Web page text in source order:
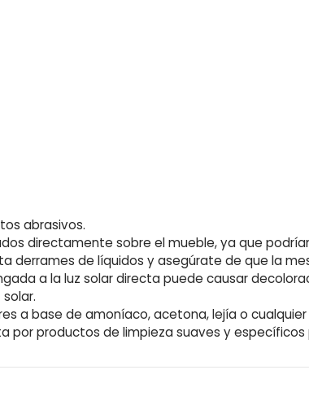
abrasivos.
directamente sobre el mueble, ya que
derrames de líquidos y asegúrate de que la
a la luz solar directa puede causar
a base de amoníaco, acetona, lejía o
por productos de limpieza suaves y